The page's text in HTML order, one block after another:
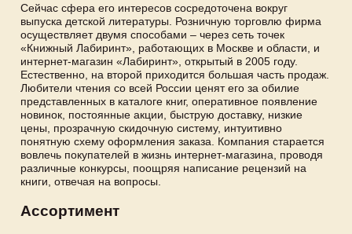
Сейчас сфера его интересов сосредоточена вокруг
выпуска детской литературы. Розничную торговлю фирма
осуществляет двумя способами – через сеть точек
«Книжный Лабиринт», работающих в Москве и области, и
интернет-магазин «Лабиринт», открытый в 2005 году.
Естественно, на второй приходится большая часть продаж.
Любители чтения со всей России ценят его за обилие
представленных в каталоге книг, оперативное появление
новинок, постоянные акции, быструю доставку, низкие
цены, прозрачную скидочную систему, интуитивно
понятную схему оформления заказа. Компания старается
вовлечь покупателей в жизнь интернет-магазина, проводя
различные конкурсы, поощряя написание рецензий на
книги, отвечая на вопросы.
Ассортимент